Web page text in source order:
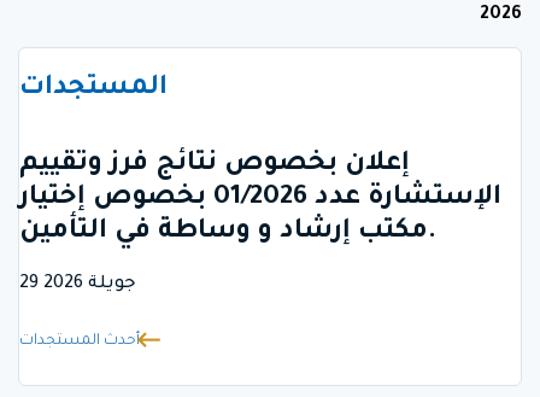
2026
المستجدات
إعلان بخصوص نتائج فرز وتقييم
الإستشارة عدد 01/2026 بخصوص إختيار
مكتب إرشاد و وساطة في التأمين.
29 جويلة 2026
أحدث المستجدات